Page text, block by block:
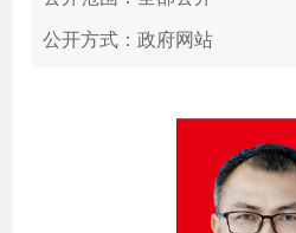
公开方式：政府网站